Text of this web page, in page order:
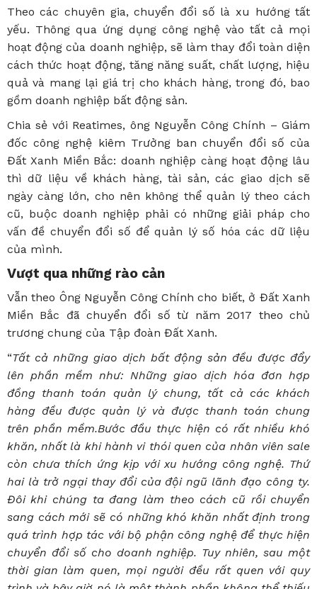
Theo các chuyên gia, chuyển đổi số là xu hướng tất
yếu. Thông qua ứng dụng công nghệ vào tất cả mọi
hoạt động của doanh nghiệp, sẽ làm thay đổi toàn diện
cách thức hoạt động, tăng năng suất, chất lượng, hiệu
quả và mang lại giá trị cho khách hàng, trong đó, bao
gồm doanh nghiệp bất động sản.
Chia sẻ với Reatimes, ông Nguyễn Công Chính – Giám
đốc công nghệ kiêm Trưởng ban chuyển đổi số của
Đất Xanh Miền Bắc: doanh nghiệp càng hoạt động lâu
thì dữ liệu về khách hàng, tài sản, các giao dịch sẽ
ngày càng lớn, cho nên không thể quản lý theo cách
cũ, buộc doanh nghiệp phải có những giải pháp cho
vấn đề chuyển đổi số để quản lý số hóa các dữ liệu
của mình.
Vượt qua những rào cản
Vẫn theo Ông Nguyễn Công Chính cho biết, ở Đất Xanh
Miền Bắc đã chuyển đổi số từ năm 2017 theo chủ
trương chung của Tập đoàn Đất Xanh.
“Tất cả những giao dịch bất động sản đều được đẩy
lên phần mềm như: Những giao dịch hóa đơn hợp
đồng thanh toán quản lý chung, tất cả các khách
hàng đều được quản lý và được thanh toán chung
trên phần mềm.Bước đầu thực hiện có rất nhiều khó
khăn, nhất là khi hành vi thói quen của nhân viên sale
còn chưa thích ứng kịp với xu hướng công nghệ. Thứ
hai là trở ngại thay đổi của đội ngũ lãnh đạo công ty.
Đôi khi chúng ta đang làm theo cách cũ rồi chuyển
sang cách mới sẽ có những khó khăn nhất định trong
quá trình hợp tác với bộ phận công nghệ để thực hiện
chuyển đổi số cho doanh nghiệp. Tuy nhiên, sau một
thời gian làm quen, mọi người đều rất quen với quy